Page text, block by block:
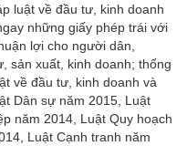
luật về đầu tư, kinh doanh
những giấy phép trái với
lợi cho người dân,
sản xuất, kinh doanh; thống
về đầu tư, kinh doanh và
Dân sự năm 2015, Luật
năm 2014, Luật Quy hoạch
Luật Cạnh tranh năm